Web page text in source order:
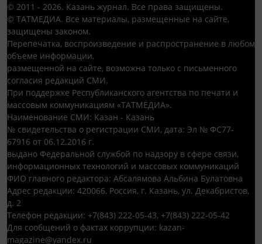
© 2011 - 2026. Казань журнал. Все права защищены.
© ТАТМЕДИА. Все материалы, размещенные на сайте,
защищены законом.
Перепечатка, воспроизведение и распространение в любом
объеме информации,
размещенной на сайте, возможна только с письменного
согласия редакций СМИ.
При поддержке Республиканского агентства по печати и
массовым коммуникациям «ТАТМЕДИА».
Наименование СМИ: Казан - Казань
№ свидетельства о регистрации СМИ, дата: Эл № ФС77-
67916 от 06.12.2016 г.
выдано Федеральной службой по надзору в сфере связи,
информационных технологий и массовых коммуникаций
ФИО главного редактора: Абсалямова Альбина Булатовна
Адрес редакции: 420066, Россия, г. Казань, ул. Декабристов,
д. 2
Телефон редакции: +7(843) 222-05-43, +7(843) 222-05-42
Для сообщений о фактах коррупции: kazan-
magazine@yandex.ru